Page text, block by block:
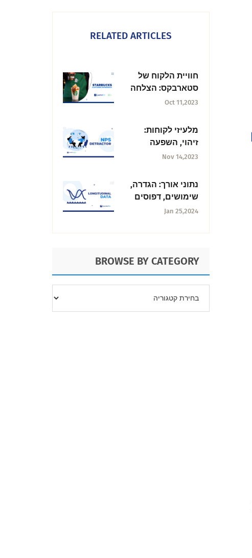
RELATED ARTICLES
חוויית הלקוח של
סטארבקס: הצלחה
בבישול
Oct 11,2023
מלעיזי לקוחות:
זיהוי, השפעה
ושיטות עבודה
Nov 14,2023
נתוני אורך: הגדרה,
שימושים, דפוסים
ומגמות
Jan 25,2024
BROWSE BY CATEGORY
CATEGORY